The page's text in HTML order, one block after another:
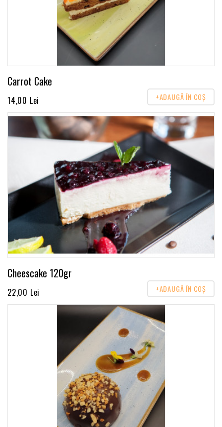
Carrot Cake
14,00 Lei +ADAUGĂ ÎN COŞ
Cheescake 120gr
22,00 Lei +ADAUGĂ ÎN COŞ